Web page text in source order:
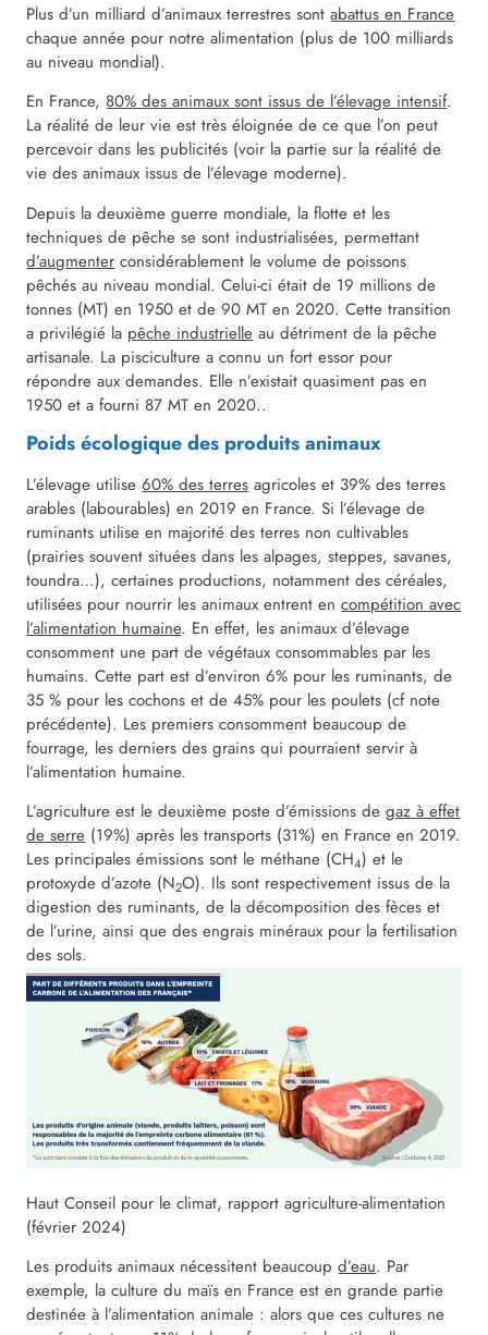
Plus d’un milliard d’animaux terrestres sontabattus en France
chaque année pour notre alimentation (plus de 100 milliards
au niveau mondial).
En France, 80% des animaux sont issus de l’élevage intensif.
La réalité de leur vie est très éloignée de ce que l’on peut
percevoir dans les publicités (voir la partie sur la réalité de
vie des animaux issus de l’élevage moderne).
Depuis la deuxième guerre mondiale, la flotte et les
techniques de pêche se sont industrialisées, permettant
d’augmenter considérablement le volume de poissons
pêchés au niveau mondial. Celui-ci était de 19 millions de
tonnes (MT) en 1950 et de 90 MT en 2020. Cette transition
a privilégié la pêche industrielle au détriment de la pêche
artisanale. La pisciculture a connu un fort essor pour
répondre aux demandes. Elle n’existait quasiment pas en
1950 et a fourni 87 MT en 2020..
Poids écologique des produits animaux
L’élevage utilise60% des terres agricoles et 39% des terres
arables (labourables) en 2019 en France. Si l’élevage de
ruminants utilise en majorité des terres non cultivables
(prairies souvent situées dans les alpages, steppes, savanes,
toundra…), certaines productions, notamment des céréales,
utilisées pour nourrir les animaux entrent encompétition avec
l’alimentation humaine. En effet, les animaux d’élevage
consomment une part de végétaux consommables par les
humains. Cette part est d’environ 6% pour les ruminants, de
35 % pour les cochons et de 45% pour les poulets (cf note
précédente). Les premiers consomment beaucoup de
fourrage, les derniers des grains qui pourraient servir à
l’alimentation humaine.
L’agriculture est le deuxième poste d’émissions degaz à effet
de serre (19%) après les transports (31%) en France en 2019.
Les principales émissions sont le méthane (CH4) et le
protoxyde d’azote (N2O). Ils sont respectivement issus de la
digestion des ruminants, de la décomposition des fèces et
de l’urine, ainsi que des engrais minéraux pour la fertilisation
des sols.
Haut Conseil pour le climat, rapport agriculture-alimentation
(février 2024)
Les produits animaux nécessitent beaucoupd’eau. Par
exemple, la culture du maïs en France est en grande partie
destinée à l’alimentation animale : alors que ces cultures ne